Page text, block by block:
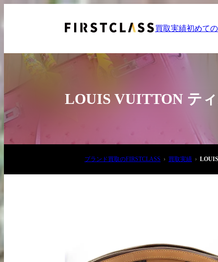
買取実績初めて
03-6908-5890
お申込み
LOUIS VUITTON テ
ブランド買取のFIRSTCLASS 買取実績